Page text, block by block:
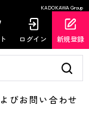
KADOKAWA Group
ログイン 新規登録
びお問い合わせ